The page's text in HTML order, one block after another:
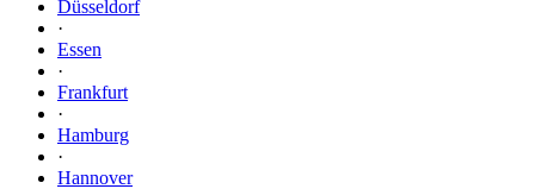
Düsseldorf
·
Essen
·
Frankfurt
·
Hamburg
·
Hannover